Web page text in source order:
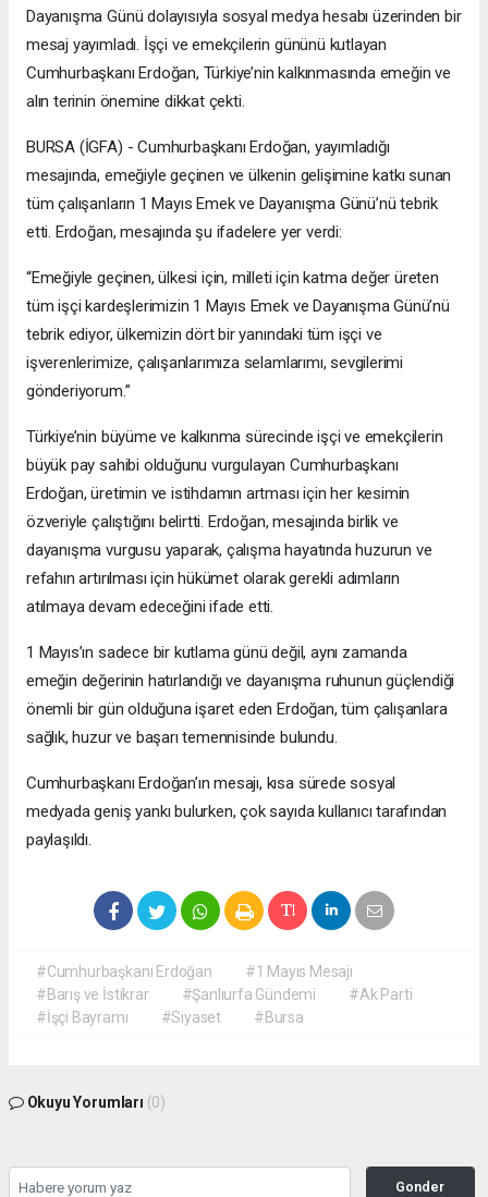
Dayanışma Günü dolayısıyla sosyal medya hesabı üzerinden bir
mesaj yayımladı. İşçi ve emekçilerin gününü kutlayan
Cumhurbaşkanı Erdoğan, Türkiye’nin kalkınmasında emeğin ve
alın terinin önemine dikkat çekti.
BURSA (İGFA) - Cumhurbaşkanı Erdoğan, yayımladığı
mesajında, emeğiyle geçinen ve ülkenin gelişimine katkı sunan
tüm çalışanların 1 Mayıs Emek ve Dayanışma Günü’nü tebrik
etti. Erdoğan, mesajında şu ifadelere yer verdi:
“Emeğiyle geçinen, ülkesi için, milleti için katma değer üreten
tüm işçi kardeşlerimizin 1 Mayıs Emek ve Dayanışma Günü’nü
tebrik ediyor, ülkemizin dört bir yanındaki tüm işçi ve
işverenlerimize, çalışanlarımıza selamlarımı, sevgilerimi
gönderiyorum.”
Türkiye’nin büyüme ve kalkınma sürecinde işçi ve emekçilerin
büyük pay sahibi olduğunu vurgulayan Cumhurbaşkanı
Erdoğan, üretimin ve istihdamın artması için her kesimin
özveriyle çalıştığını belirtti. Erdoğan, mesajında birlik ve
dayanışma vurgusu yaparak, çalışma hayatında huzurun ve
refahın artırılması için hükümet olarak gerekli adımların
atılmaya devam edeceğini ifade etti.
1 Mayıs’ın sadece bir kutlama günü değil, aynı zamanda
emeğin değerinin hatırlandığı ve dayanışma ruhunun güçlendiği
önemli bir gün olduğuna işaret eden Erdoğan, tüm çalışanlara
sağlık, huzur ve başarı temennisinde bulundu.
Cumhurbaşkanı Erdoğan’ın mesajı, kısa sürede sosyal
medyada geniş yankı bulurken, çok sayıda kullanıcı tarafından
paylaşıldı.
#Cumhurbaşkanı Erdoğan
#1 Mayıs Mesajı
#Barış ve İstikrar
#Şanlıurfa Gündemi
#Ak Parti
#İşçi Bayramı
#Siyaset #Bursa
Okuyu Yorumları (0)
Gonder